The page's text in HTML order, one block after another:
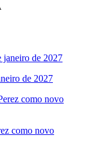
de 2027
como novo